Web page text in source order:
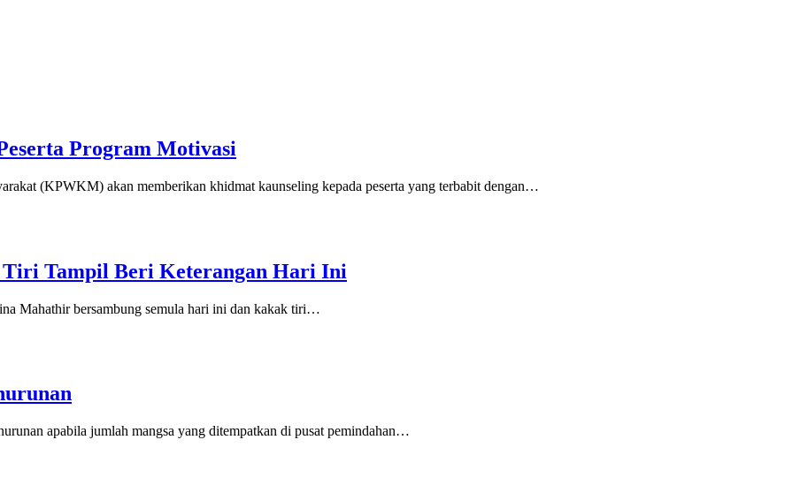
Program Motivasi
(KPWKM) akan memberikan khidmat kaunseling kepada peserta yang terbabit dengan…
Tampil Beri Keterangan Hari Ini
Mahathir bersambung semula hari ini dan kakak tiri…
apabila jumlah mangsa yang ditempatkan di pusat pemindahan…